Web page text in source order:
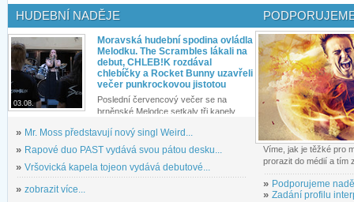
HUDEBNÍ NADĚJE
03.08.
Moravská hudební spodina ovládla
Melodku. The Scrambles lákali na
debut, CHLEB!K rozdával
chlebíčky a Rocket Bunny uzavřeli
večer punkrockovou jistotou
Poslední červencový večer se na
brněnské Melodce setkaly tři kapely...
» Mr. Moss představují nový singl Weird...
» Rapové duo PAST vydává svou pátou desku...
» Vršovická kapela tojeon vydává debutové...
» zobrazit více...
Víme, jak je těžké pro
prorazit do médií a tím
» Podporujeme
» Zadání profilu